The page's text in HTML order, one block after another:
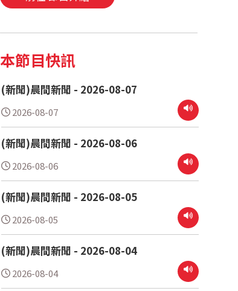
本節目快訊
(新聞)晨間新聞 - 2026-08-07
2026-08-07
(新聞)晨間新聞 - 2026-08-06
2026-08-06
(新聞)晨間新聞 - 2026-08-05
2026-08-05
(新聞)晨間新聞 - 2026-08-04
2026-08-04